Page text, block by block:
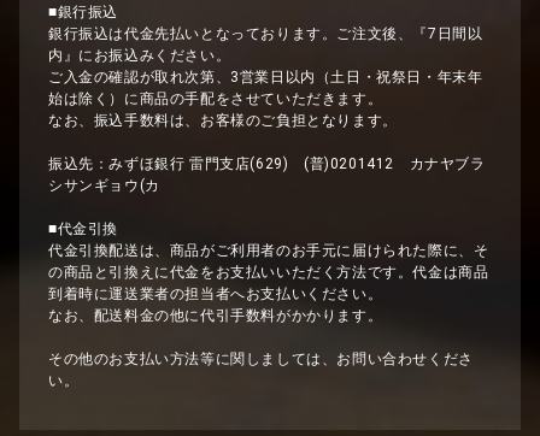
■銀行振込
銀行振込は代金先払いとなっております。ご注文後、『7日間以
内』にお振込みください。
ご入金の確認が取れ次第、3営業日以内（土日・祝祭日・年末年
始は除く）に商品の手配をさせていただきます。
なお、振込手数料は、お客様のご負担となります。
振込先：みずほ銀行 雷門支店(629) (普)0201412 カナヤブラ
シサンギョウ(カ
■代金引換
代金引換配送は、商品がご利用者のお手元に届けられた際に、そ
の商品と引換えに代金をお支払いいただく方法です。代金は商品
到着時に運送業者の担当者へお支払いください。
なお、配送料金の他に代引手数料がかかります。
その他のお支払い方法等に関しましては、お問い合わせくださ
い。